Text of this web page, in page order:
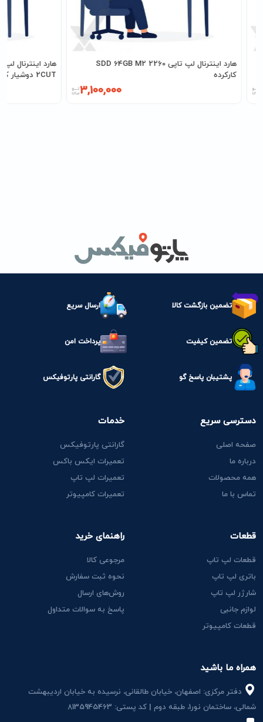
هارد اینترنال لپ تاپی SDD 64GB M2 2260
کارکرده
3,100,000
2CUT دوشیار کارکرده
تضمین بازگشت کالا ارسال سریع
تضمین کیفیت پرداخت امن
پشتیبان پاسخ گو گارانتی پارتوفیکس
همراه ما باشید
دفتر مرکزی: اصفهان، خیابان طالقانی، نرسیده به خیابان اردیبهشت
شمالی، ساختمان نور1، طبقه دوم | کد پستی: 8135945463
دسترسی سریع
صفحه اصلی
درباره ما
همه محصولات
تماس با ما
قطعات
قطعات لپ تاپ
باتری لپ تاپ
شارژر لپ تاپ
لوازم جانبی
قطعات کامپیوتر
خدمات
گارانتی پارتوفیکس
تعمیرات ایکس باکس
تعمیرات لپ تاپ
تعمیرات کامپیوتر
راهنمای خرید
مرجوعی کالا
نحوه ثبت سفارش
روش‌های ارسال
پاسخ به سوالات متداول